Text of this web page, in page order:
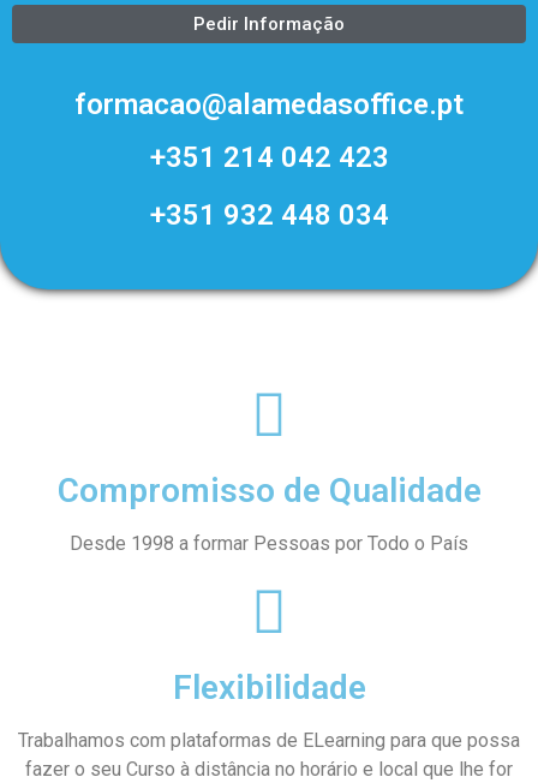
formacao@alamedasoffice.pt
+351 214 042 423
+351 932 448 034
Compromisso de Qualidade
Desde 1998 a formar Pessoas por Todo o País
Flexibilidade
Trabalhamos com plataformas de ELearning para que possa
fazer o seu Curso à distância no horário e local que lhe for